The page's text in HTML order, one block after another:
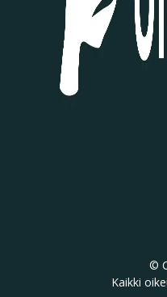
©
Kaikki